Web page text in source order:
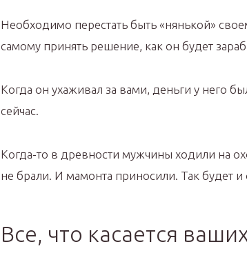
Необходимо перестать быть «нянькой»
самому принять решение, как он будет
Когда он ухаживал за вами, деньги у него
сейчас.
Когда-то в древности мужчины ходили на
не брали. И мамонта приносили. Так будет и
Все, что касается